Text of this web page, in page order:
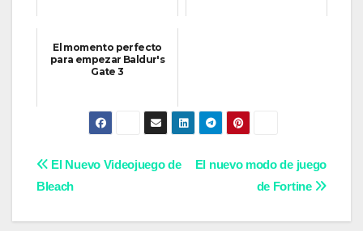
El momento perfecto
para empezar Baldur's
Gate 3
Navegación
El nuevo modo de juego
de Fortine
El Nuevo Videojuego de
Bleach